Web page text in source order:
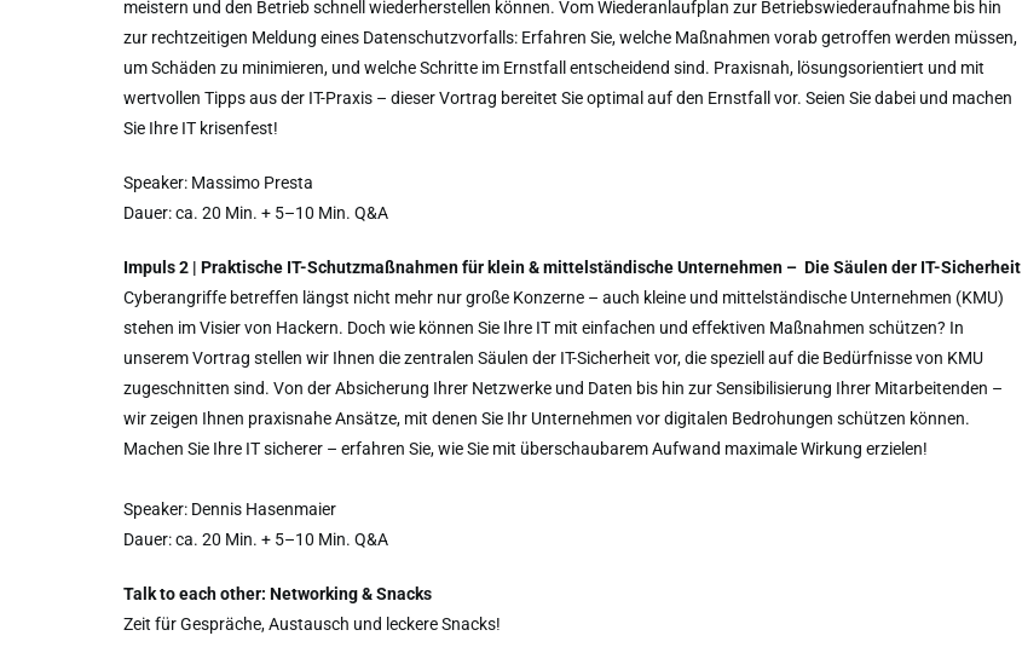
meistern und den Betrieb schnell wiederherstellen können. Vom Wiederanlaufplan zur Betriebswiederaufnahme bis hin
zur rechtzeitigen Meldung eines Datenschutzvorfalls: Erfahren Sie, welche Maßnahmen vorab getroffen werden müssen,
um Schäden zu minimieren, und welche Schritte im Ernstfall entscheidend sind. Praxisnah, lösungsorientiert und mit
wertvollen Tipps aus der IT-Praxis – dieser Vortrag bereitet Sie optimal auf den Ernstfall vor. Seien Sie dabei und machen
Sie Ihre IT krisenfest!
Speaker: Massimo Presta
Dauer: ca. 20 Min. + 5–10 Min. Q&A
Impuls 2 | Praktische IT-Schutzmaßnahmen für klein & mittelständische Unternehmen – Die Säulen der IT-Sicherheit
Cyberangriffe betreffen längst nicht mehr nur große Konzerne – auch kleine und mittelständische Unternehmen (KMU)
stehen im Visier von Hackern. Doch wie können Sie Ihre IT mit einfachen und effektiven Maßnahmen schützen? In
unserem Vortrag stellen wir Ihnen die zentralen Säulen der IT-Sicherheit vor, die speziell auf die Bedürfnisse von KMU
zugeschnitten sind. Von der Absicherung Ihrer Netzwerke und Daten bis hin zur Sensibilisierung Ihrer Mitarbeitenden –
wir zeigen Ihnen praxisnahe Ansätze, mit denen Sie Ihr Unternehmen vor digitalen Bedrohungen schützen können.
Machen Sie Ihre IT sicherer – erfahren Sie, wie Sie mit überschaubarem Aufwand maximale Wirkung erzielen!
Speaker: Dennis Hasenmaier
Dauer: ca. 20 Min. + 5–10 Min. Q&A
Talk to each other: Networking & Snacks
Zeit für Gespräche, Austausch und leckere Snacks!